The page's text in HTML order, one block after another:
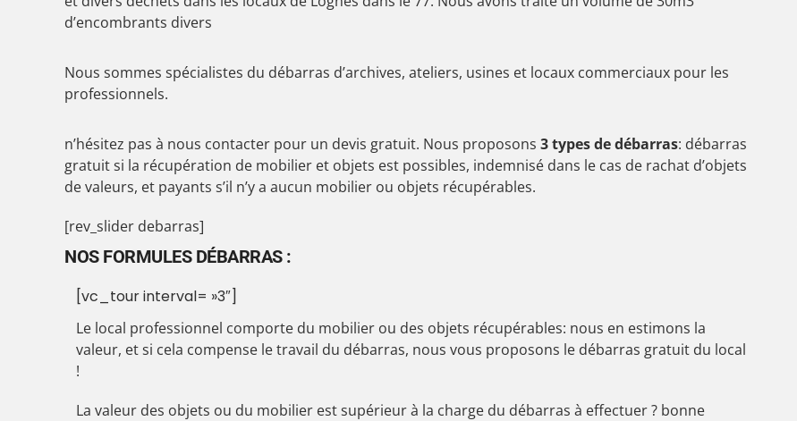
d’encombrants divers
Nous sommes spécialistes du débarras d’archives, ateliers, usines et locaux commerciaux pour les
professionnels.
n’hésitez pas à nous contacter pour un devis gratuit. Nous proposons 3 types de débarras: débarras
gratuit si la récupération de mobilier et objets est possibles, indemnisé dans le cas de rachat d’objets
de valeurs, et payants s’il n’y a aucun mobilier ou objets récupérables.
[rev_slider debarras]
NOS FORMULES DÉBARRAS :
[vc_tour interval= »3″]
Le local professionnel comporte du mobilier ou des objets récupérables: nous en estimons la
valeur, et si cela compense le travail du débarras, nous vous proposons le débarras gratuit du local
!
La valeur des objets ou du mobilier est supérieur à la charge du débarras à effectuer ? bonne